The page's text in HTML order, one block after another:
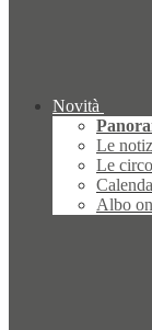
Novità
Le
Le
Albo